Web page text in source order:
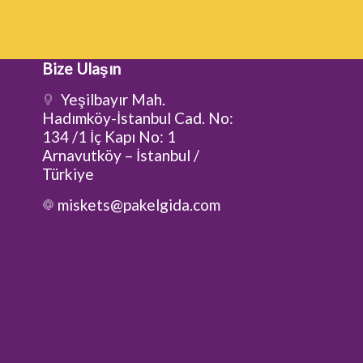
Bize Ulaşın
Yeşilbayır Mah.
Hadımköy-İstanbul Cad. No:
134 /1 İç Kapı No: 1
Arnavutköy – İstanbul /
Türkiye
miskets@pakelgida.com